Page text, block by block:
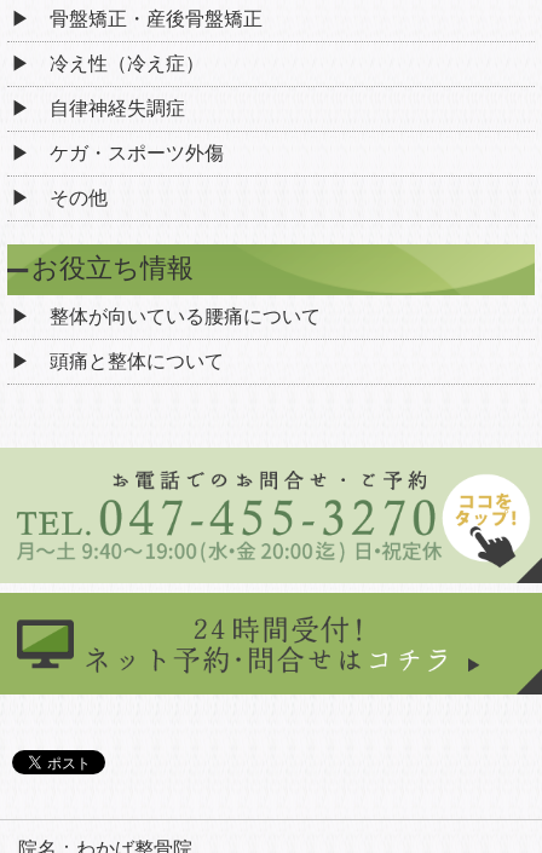
骨盤矯正・産後骨盤矯正
冷え性（冷え症）
自律神経失調症
ケガ・スポーツ外傷
その他
お役立ち情報
整体が向いている腰痛について
頭痛と整体について
院名：わかば整骨院